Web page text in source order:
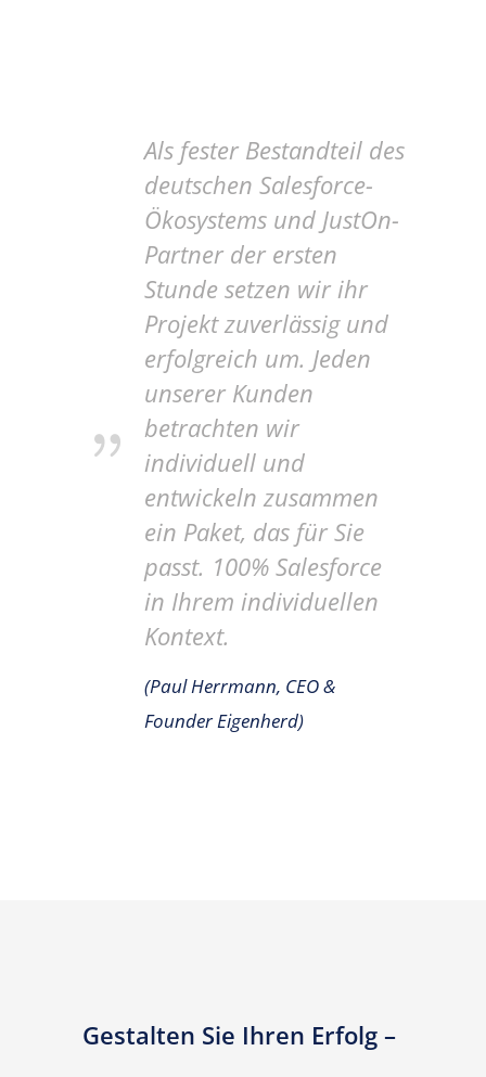
Als fester Bestandteil des
deutschen Salesforce-
Ökosystems und JustOn-
Partner der ersten
Stunde setzen wir ihr
Projekt zuverlässig und
erfolgreich um. Jeden
unserer Kunden
betrachten wir
individuell und
entwickeln zusammen
ein Paket, das für Sie
passt. 100% Salesforce
in Ihrem individuellen
Kontext.
(Paul Herrmann, CEO &
Founder Eigenherd)
Gestalten Sie Ihren Erfolg –